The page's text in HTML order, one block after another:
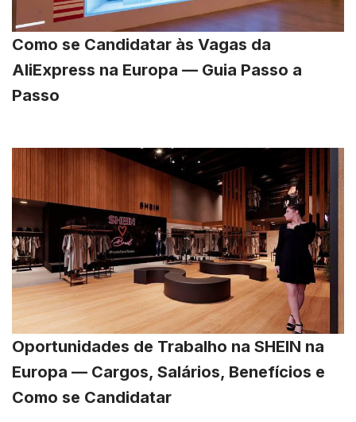
Como se Candidatar às Vagas da
AliExpress na Europa — Guia Passo a
Passo
Oportunidades de Trabalho na SHEIN na
Europa — Cargos, Salários, Benefícios e
Como se Candidatar